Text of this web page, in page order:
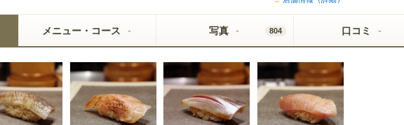
メニュー・コース 写真 804 口コミ